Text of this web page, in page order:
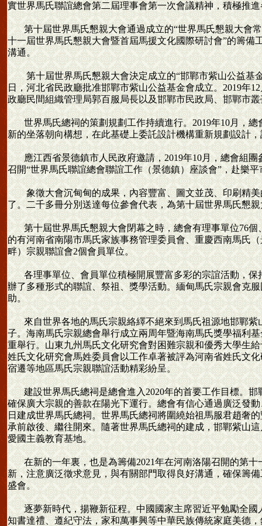
實世界馬氏聯誼總會第二屆理事會第一次會議精神，積極推
第十屆世界馬氏懇親大會通過成立的“世界馬氏懇親大會常
十一屆世界馬氏懇親大會暨首屆馬援文化國際研討會”的籌
溝通。
第十屆世界馬氏懇親大會決定成立的“邯鄲市紫山公益基金
日，河北省民政廳批准邯鄲市紫山公益基金會成立。2019年
政廳民間組織管理局郭百服局長以及邯鄲市民政局、邯鄲市
世界馬氏總祠的策劃規劃工作持續進行。2019年10月，總
新的坐落朝向構想，在此基礎上委託設計機構重新規劃設計
應江西省景德鎮市人民政府邀請，2019年10月，總會組團
召開“世界馬氏聯誼總會聯誼工作（景德鎮）座談會”，赴樂
象徵大會沉甸甸的成果，內容豐富、圖文並茂、印刷精美
了。二千多冊分別送達每位參會代表，為第十屆世界馬氏懇
第十屆世界馬氏懇親大會閉幕之時，總會有理事單位76個
的有河南省南陽市馬氏家族事務管理委員會、重慶西南馬氏
畔）宗親聯誼會2個會員單位。
各理事單位、會員單位積極開展豐富多彩的宗誼活動，保
辦了多種形式的聯誼、祭祖、獎學活動。緬甸馬氏宗親會克
助。
來自世界各地的馬氏宗親絡繹不絕來到馬氏祖源地邯鄲紫
子。海南馬氏宗親總會舉行成立兩周年暨海南馬氏獎學福利
重舉行。山東九州馬氏文化研究會對困難宗親和優秀大學生
姓氏文化研究會馬姓委員會以工作卓著被評為河南省姓氏文
宿遷等地區馬氏宗親聯誼活動精彩紛呈。
建設世界馬氏總祠是總會進入2020年的首要工作目標。邯
確保廣大宗親的善款在陽光下運行。總會有信心通過廣泛發
日建成世界馬氏總祠。世界馬氏總祠將圍繞始祖馬服君趙奢
承前啟後、繼往開來。隨著世界馬氏總祠的建成，邯鄲紫山
愛國主義教育基地。
在新的一年裏，也是為籌備2021年在河南洛陽召開的第十
新，注意廣泛徵求意見，與有關部門取得良好溝通，確保籌
盛會。
逐夢新時代，揚鞭新征程。中國國家主席習近平勉勵全國
知書達禮、遵紀守法，家和萬事興等中華民族傳統家庭美德